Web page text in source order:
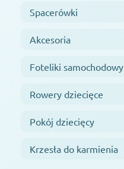
Spacerówki
Akcesoria
Foteliki samochodowy
Rowery dziecięce
Pokój dziecięcy
Krzesła do karmienia